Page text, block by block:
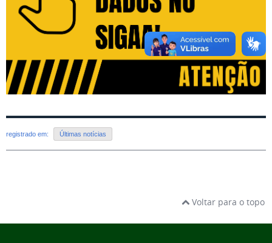
registrado em: Últimas notícias
Voltar para o topo